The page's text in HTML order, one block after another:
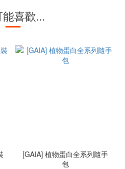
喜歡...
[GAIA] 植物蛋白全系列隨手
包